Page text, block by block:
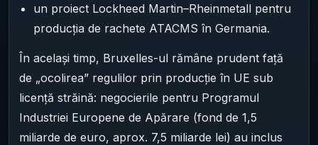
un proiect Lockheed Martin–Rheinmetall pentru
producția de rachete ATACMS în Germania.
În același timp, Bruxelles-ul rămâne prudent față
de „ocolirea” regulilor prin producție în UE sub
licență străină: negocierile pentru Programul
Industriei Europene de Apărare (fond de 1,5
miliarde de euro, aprox. 7,5 miliarde lei) au inclus